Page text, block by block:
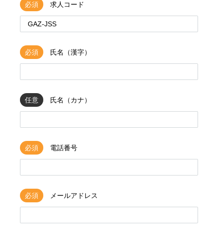
必須 求人コード
必須 氏名（漢字）
任意 氏名（カナ）
必須 電話番号
必須 メールアドレス